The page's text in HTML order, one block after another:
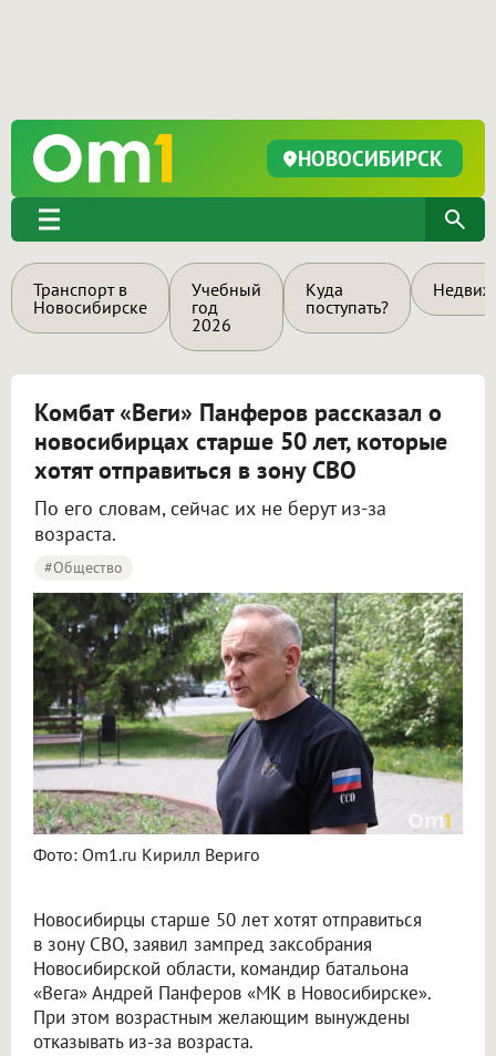
НОВОСИБИРСК
Транспорт в
Новосибирске
Учебный
год
2026
Куда
поступать?
Комбат «Веги» Панферов рассказал о
новосибирцах старше 50 лет, которые
хотят отправиться в зону СВО
По его словам, сейчас их не берут из-за
возраста.
#Общество
Фото: Om1.ru Кирилл Вериго
Новосибирцы старше 50 лет хотят отправиться
в зону СВО, заявил зампред заксобрания
Новосибирской области, командир батальона
«Вега» Андрей Панферов «МК в Новосибирске».
При этом возрастным желающим вынуждены
отказывать из-за возраста.